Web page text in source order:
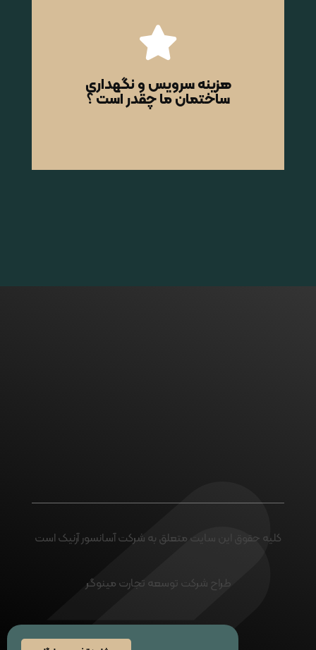
هزینه سرویس و نگهداری
ساختمان ما چقدر است ؟
نگهداری فرم زیر را جهت بازدید و
مشاوره رایگان کامل فرمایید .
خواهند گرفت .
کلیه حقوق این سایت متعلق به شرکت آسانسور آرنیک است
طراح شرکت توسعه تجارت مینوگر